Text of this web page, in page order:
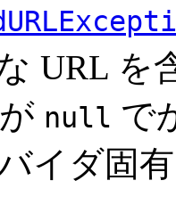
URL を
が null で
イダ固